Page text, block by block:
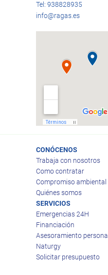
Tel: 938828935
info@ragas.es
CONÓCENOS
Trabaja con nosotros
Como contratar
Compromiso ambiental
Quiénes somos
SERVICIOS
Emergencias 24H
Financiación
Asesoramiento
Naturgy
Solicitar presupuesto